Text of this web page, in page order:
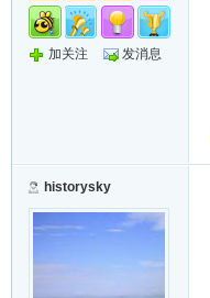
加关注 发消息
historysky